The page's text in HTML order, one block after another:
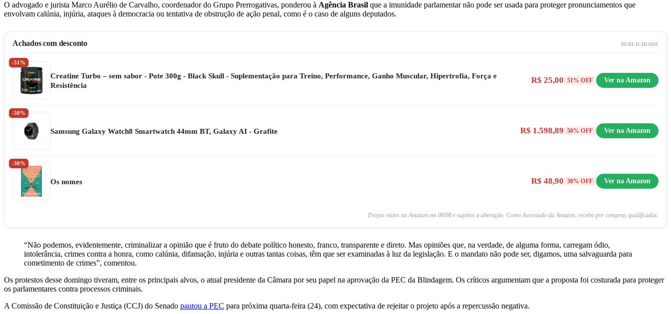
O advogado e jurista Marco Aurélio de Carvalho, coordenador do Grupo Prerrogativas, ponderou à Agência Brasil que a imunidade parlamentar não pode ser usada para proteger pronunciamentos que
envolvam calúnia, injúria, ataques à democracia ou tentativa de obstrução de ação penal, como é o caso de alguns deputados.
Achados com desconto PUBLICIDADE
-51%
Creatine Turbo – sem sabor - Pote 300g - Black Skull - Suplementação para Treino, Performance, Ganho Muscular, Hipertrofia, Força e
Resistência
R$ 25,00 51% OFF Ver na Amazon
-50%
Samsung Galaxy Watch8 Smartwatch 44mm BT, Galaxy AI - Grafite R$ 1.598,89 50% OFF Ver na Amazon
-30%
Os nomes R$ 48,90 30% OFF Ver na Amazon
Preços vistos na Amazon em 08/08 e sujeitos a alteração. Como Associado da Amazon, recebo por compras qualificadas.
“Não podemos, evidentemente, criminalizar a opinião que é fruto do debate político honesto, franco, transparente e direto. Mas opiniões que, na verdade, de alguma forma, carregam ódio,
intolerância, crimes contra a honra, como calúnia, difamação, injúria e outras tantas coisas, têm que ser examinadas à luz da legislação. E o mandato não pode ser, digamos, uma salvaguarda para
cometimento de crimes”, comentou.
Os protestos desse domingo tiveram, entre os principais alvos, o atual presidente da Câmara por seu papel na aprovação da PEC da Blindagem. Os críticos argumentam que a proposta foi costurada para proteger
os parlamentares contra processos criminais.
A Comissão de Constituição e Justiça (CCJ) do Senado pautou a PEC para próxima quarta-feira (24), com expectativa de rejeitar o projeto após a repercussão negativa.